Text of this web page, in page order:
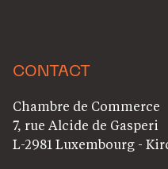
CONTACT
Chambre de Commerce
7, rue Alcide de Gasperi
L-2981 Luxembourg -